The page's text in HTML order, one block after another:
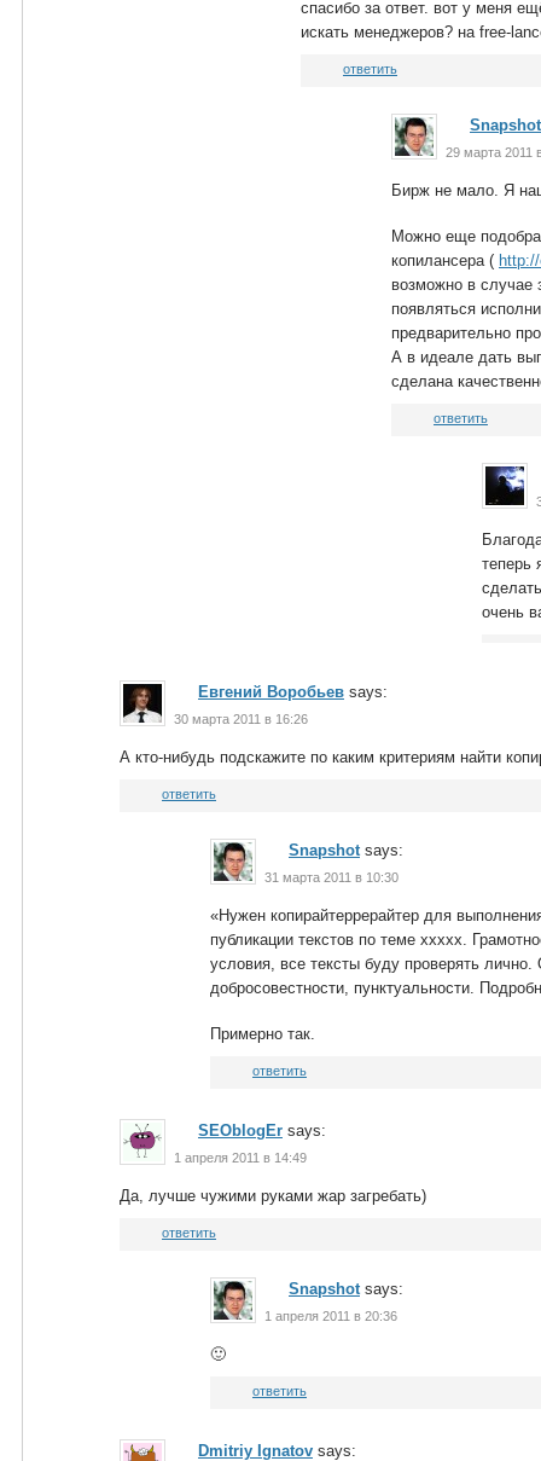
спасибо за ответ. вот у меня
искать менеджеров? на free-
ответить
Snapshot
29 марта 2011
Бирж не мало. Я
Можно еще
копилансера (
возможно в случае
появляться
предварительно
А в идеале дать
сделана
ответить
теперь
очень
Евгений Воробьев says:
30 марта 2011 в 16:26
А кто-нибудь подскажите по каким критериям найти
ответить
Snapshot says:
31 марта 2011 в 10:30
«Нужен копирайтеррерайтер для
публикации текстов по теме ххххх.
условия, все тексты буду проверять
добросовестности, пунктуальности.
Примерно так.
ответить
SEOblogEr says:
1 апреля 2011 в 14:49
Да, лучше чужими руками жар загребать)
ответить
Snapshot says:
1 апреля 2011 в 20:36
🙂
ответить
Dmitriy Ignatov says: